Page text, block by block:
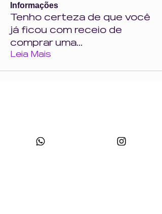
Informações
Tenho certeza de que você
já ficou com receio de
comprar uma...
Leia Mais